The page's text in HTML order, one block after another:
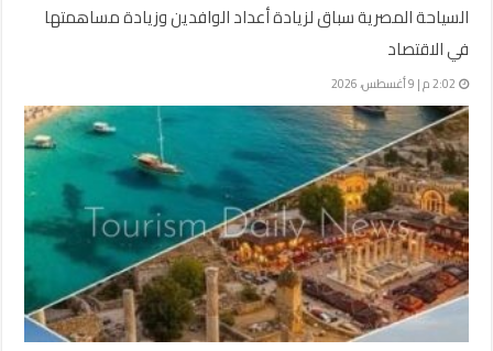
السياحة المصرية سباق لزيادة أعداد الوافدين وزيادة مساهمتها
في الاقتصاد
2:02 م | 9 أغسطس، 2026